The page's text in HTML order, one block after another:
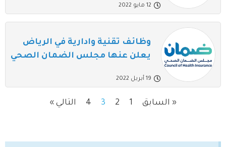
12 مايو 2022
وظائف تقنية وادارية في الرياض
يعلن عنها مجلس الضمان الصحي
19 أبريل 2022
« السابق 1
2
3
4 التالي »